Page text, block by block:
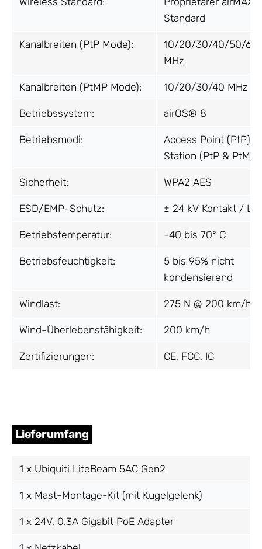
Standard
Kanalbreiten (PtP Mode):
10/20/30/40/50/
MHz
Kanalbreiten (PtMP Mode): 10/20/30/40 MHz
Betriebssystem: airOS® 8
Betriebsmodi:
Access Point (PtP),
Station (PtP & PtMP)
Sicherheit: WPA2 AES
ESD/EMP-Schutz: ± 24 kV Kontakt /
Betriebstemperatur: -40 bis 70° C
Betriebsfeuchtigkeit:
5 bis 95% nicht
kondensierend
Windlast: 275 N @ 200 km/h
Wind-Überlebensfähigkeit: 200 km/h
Zertifizierungen: CE, FCC, IC
Lieferumfang
1 x Ubiquiti LiteBeam 5AC Gen2
1 x Mast-Montage-Kit (mit Kugelgelenk)
1 x 24V, 0.3A Gigabit PoE Adapter